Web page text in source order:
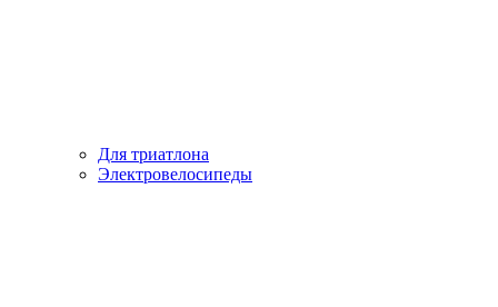
Для триатлона
Электровелосипеды